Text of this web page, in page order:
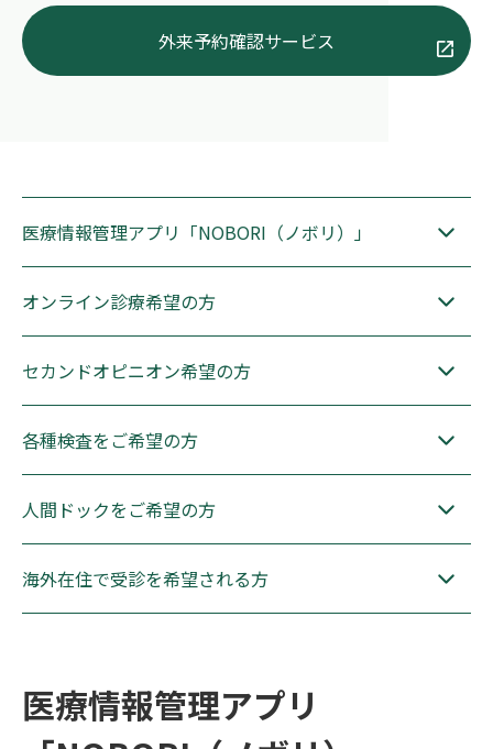
外来予約確認サービス
医療情報管理アプリ「NOBORI（ノボリ）」
オンライン診療希望の方
セカンドオピニオン希望の方
各種検査をご希望の方
人間ドックをご希望の方
海外在住で受診を希望される方
医療情報管理アプリ